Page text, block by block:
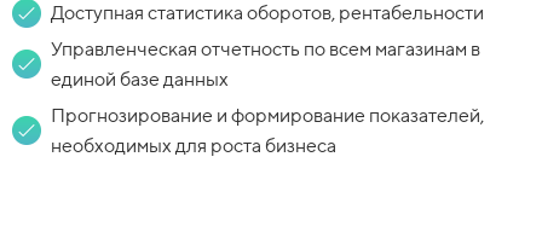
Доступная статистика оборотов, рентабельности
Управленческая отчетность по всем магазинам в
единой базе данных
Прогнозирование и формирование показателей,
необходимых для роста бизнеса